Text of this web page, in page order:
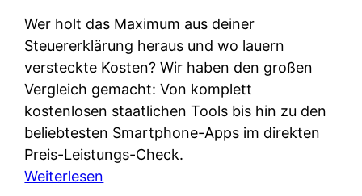
u
n
f
t
e
i
e
t
e
m
M
I
R
:
W
Wer holt das Maximum aus deiner
Steuererklärung heraus und wo lauern
versteckte Kosten? Wir haben den großen
Vergleich gemacht: Von komplett
kostenlosen staatlichen Tools bis hin zu den
beliebtesten Smartphone-Apps im direkten
Preis-Leistungs-Check.
Weiterlesen